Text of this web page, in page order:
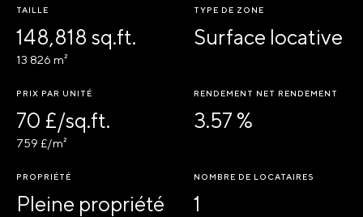
TAILLE
148,818 sq.ft.
13 826 m²
TYPE DE ZONE
Surface locative
PRIX PAR UNITÉ
70 £/sq.ft.
759 £/m²
RENDEMENT NET RENDEMENT
3.57 %
PROPRIÉTÉ
Pleine propriété
NOMBRE DE LOCATAIRES
1